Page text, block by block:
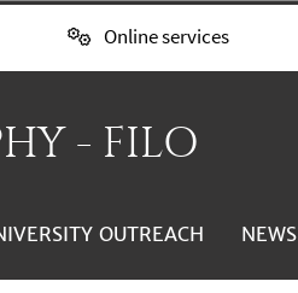
Online services
- FILO
OUTREACH NEWS